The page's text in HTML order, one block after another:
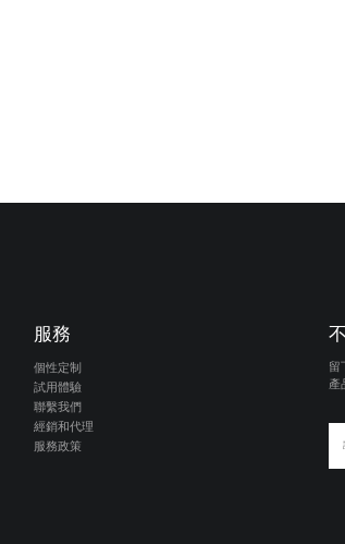
服務
個性定制
試用體驗
聯繫我們
經銷和代理
服務政策
留
產